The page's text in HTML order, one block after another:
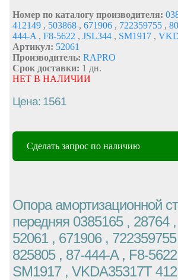
Номер по каталогу производителя:
412149 , 503868 , 671906 , 722359755 ,
444-A , F8-5622 , JSL344 , SM1917 ,
Артикул: 52061
Производитель: RAPRO
Срок доставки: 1 дн.
НЕТ В НАЛИЧИИ
Цена: 1561
Сделать запрос по наличию
Опора амортизационной
передняя 0385165 , 28764
52061 , 671906 ,
825805 , 87-444-A , F8-
SM1917 , VKDA35317T